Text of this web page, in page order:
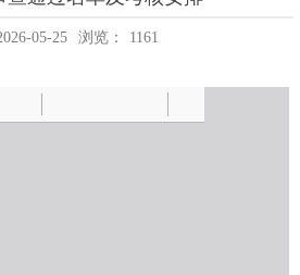
05-25 浏览： 1161